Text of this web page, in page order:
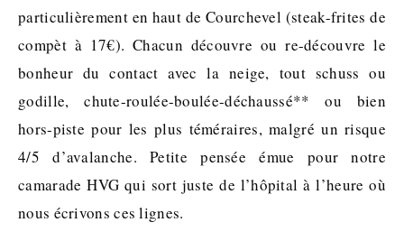
particulièrement en haut de Courchevel (steak-frites de
compèt à 17€). Chacun découvre ou re-découvre le
bonheur du contact avec la neige, tout schuss ou
godille, chute-roulée-boulée-déchaussé** ou bien
hors-piste pour les plus téméraires, malgré un risque
4/5 d’avalanche. Petite pensée émue pour notre
camarade HVG qui sort juste de l’hôpital à l’heure où
nous écrivons ces lignes.